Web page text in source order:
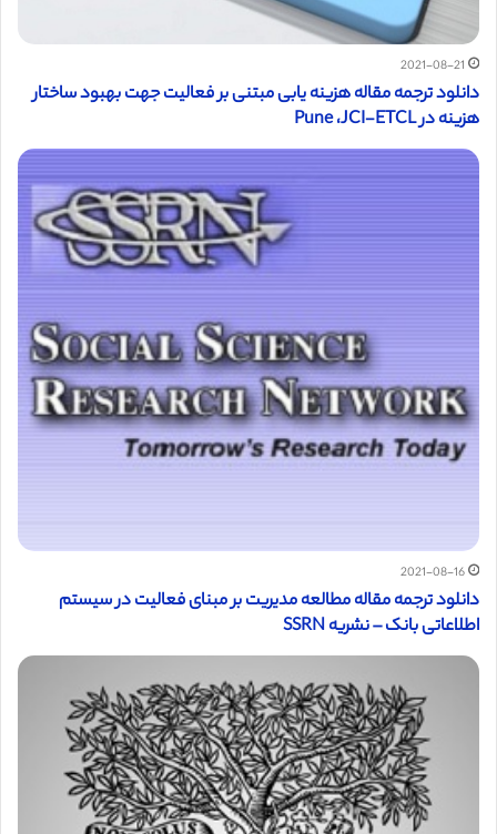
2021-08-21
دانلود ترجمه مقاله هزینه یابی مبتنی بر فعالیت جهت بهبود ساختار
هزینه در Pune ،JCI-ETCL
2021-08-16
دانلود ترجمه مقاله مطالعه مدیریت بر مبنای فعالیت در سیستم
اطلاعاتی بانک – نشریه SSRN